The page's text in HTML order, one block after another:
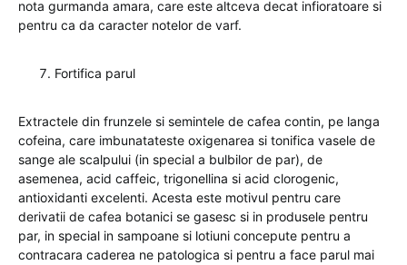
nota gurmanda amara, care este altceva decat infioratoare si
pentru ca da caracter notelor de varf.
Fortifica parul
Extractele din frunzele si semintele de cafea contin, pe langa
cofeina, care imbunatateste oxigenarea si tonifica vasele de
sange ale scalpului (in special a bulbilor de par), de
asemenea, acid caffeic, trigonellina si acid clorogenic,
antioxidanti excelenti. Acesta este motivul pentru care
derivatii de cafea botanici se gasesc si in produsele pentru
par, in special in sampoane si lotiuni concepute pentru a
contracara caderea ne patologica si pentru a face parul mai